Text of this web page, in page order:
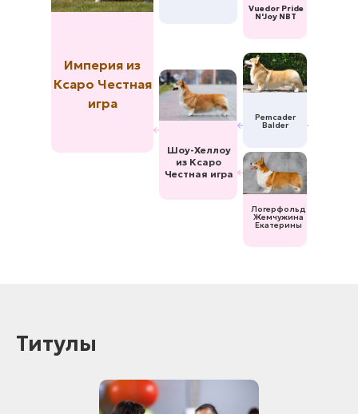
Шоу-Хеллоу
из Ксаро
Честная игра
Логерфольд
Жемчужина
Екатерины
Pemcader
Balder
Vuedor Pride
N'Joy NBT
Империя из
Ксаро Честная
игра
Титулы